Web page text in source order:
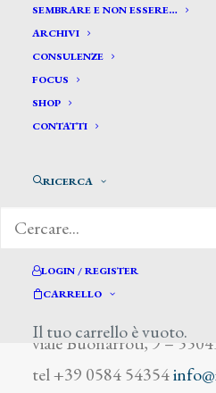
SEMBRARE E NON ESSERE…
ARCHIVI
CONSULENZE
FOCUS
SHOP
CONTATTI
RICERCA
LOGIN / REGISTER
CARRELLO
Il tuo carrello è vuoto.
Agresti C.
viale Buonarroti, 9 –
tel +39 0584 54354